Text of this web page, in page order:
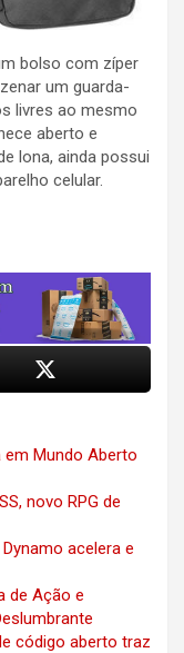
bolso com zíper
um guarda-
livres ao mesmo
aberto e
lona, ainda possui
celular.
em Mundo Aberto
novo RPG de
acelera e
de Ação e
código aberto traz